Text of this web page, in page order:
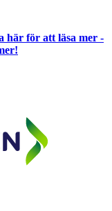
här för att läsa mer -